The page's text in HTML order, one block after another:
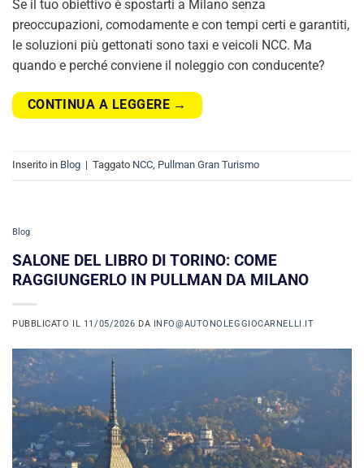
Se il tuo obiettivo è spostarti a Milano senza
preoccupazioni, comodamente e con tempi certi e garantiti,
le soluzioni più gettonati sono taxi e veicoli NCC. Ma
quando e perché conviene il noleggio con conducente?
CONTINUA A LEGGERE →
Inserito in Blog | Taggato NCC, Pullman Gran Turismo
Blog
SALONE DEL LIBRO DI TORINO: COME
RAGGIUNGERLO IN PULLMAN DA MILANO
PUBBLICATO IL 11/05/2026 DA INFO@AUTONOLEGGIOCARNELLI.IT